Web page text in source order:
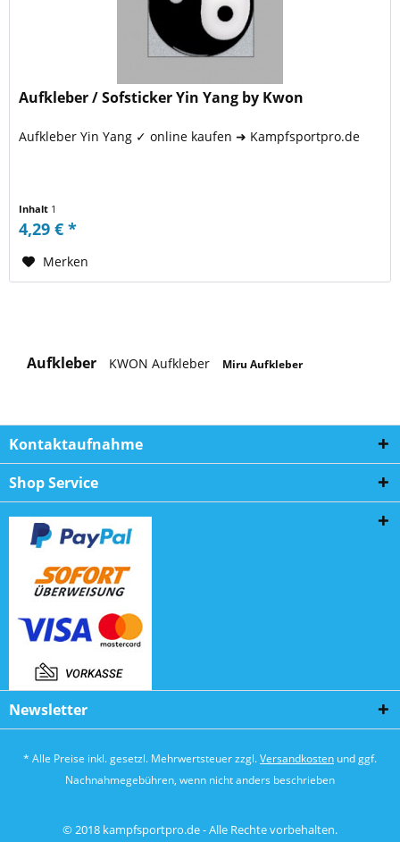
Aufkleber / Sofsticker Yin Yang by Kwon
Aufkleber Yin Yang ✓ online kaufen ➜ Kampfsportpro.de
Inhalt 1
4,29 € *
Merken
Aufkleber KWON Aufkleber Miru Aufkleber
Kontaktaufnahme
Shop Service
Newsletter
* Alle Preise inkl. gesetzl. Mehrwertsteuer zzgl.Versandkosten und ggf.
Nachnahmegebühren, wenn nicht anders beschrieben
© 2018 kampfsportpro.de - Alle Rechte vorbehalten.